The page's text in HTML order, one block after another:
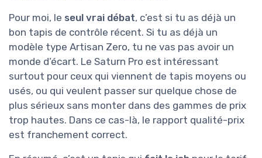
Pour moi, le seul vrai débat, c’est si tu as déjà un
bon tapis de contrôle récent. Si tu as déjà un
modèle type Artisan Zero, tu ne vas pas avoir un
monde d’écart. Le Saturn Pro est intéressant
surtout pour ceux qui viennent de tapis moyens ou
usés, ou qui veulent passer sur quelque chose de
plus sérieux sans monter dans des gammes de prix
trop hautes. Dans ce cas-là, le rapport qualité-prix
est franchement correct.